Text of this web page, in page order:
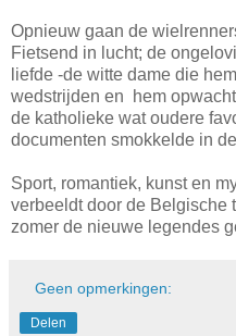
Opnieuw gaan de
Fietsend in lucht; de
liefde -de witte dame die
wedstrijden en hem
de katholieke wat oudere
documenten smokkelde in
Sport, romantiek, kunst en
verbeeldt door de Belgische
zomer de nieuwe legendes
Geen opmerkingen:
Delen